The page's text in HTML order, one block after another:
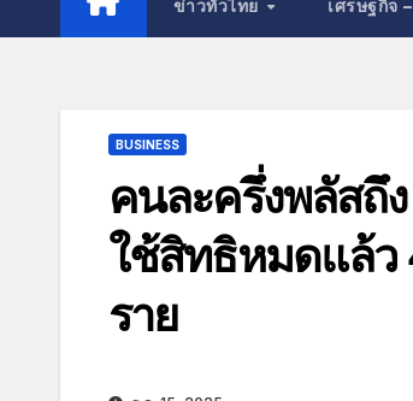
ข่าวทั่วไทย เศรษฐกิจ
BUSINESS
คนละครึ่งพลัสถึ
ใช้สิทธิหมดแล้ว
ราย